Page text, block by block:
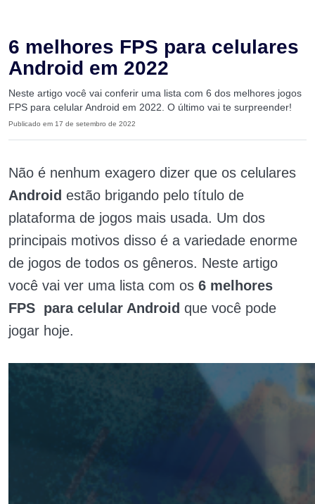
6 melhores FPS para celulares
Android em 2022
Neste artigo você vai conferir uma lista com 6 dos melhores jogos
FPS para celular Android em 2022. O último vai te surpreender!
Publicado em 17 de setembro de 2022
Não é nenhum exagero dizer que os celulares
Android estão brigando pelo título de
plataforma de jogos mais usada. Um dos
principais motivos disso é a variedade enorme
de jogos de todos os gêneros. Neste artigo
você vai ver uma lista com os 6 melhores
FPS para celular Android que você pode
jogar hoje.